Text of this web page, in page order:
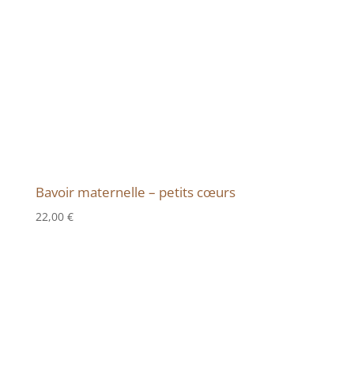
Bavoir maternelle – petits cœurs
22,00 €